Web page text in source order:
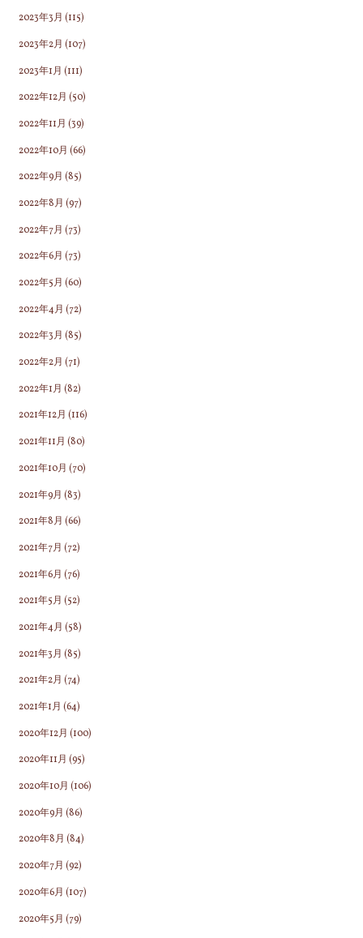
2023年3月 (115)
2023年2月 (107)
2023年1月 (111)
2022年12月 (50)
2022年11月 (39)
2022年10月 (66)
2022年9月 (85)
2022年8月 (97)
2022年7月 (73)
2022年6月 (73)
2022年5月 (60)
2022年4月 (72)
2022年3月 (85)
2022年2月 (71)
2022年1月 (82)
2021年12月 (116)
2021年11月 (80)
2021年10月 (70)
2021年9月 (83)
2021年8月 (66)
2021年7月 (72)
2021年6月 (76)
2021年5月 (52)
2021年4月 (58)
2021年3月 (85)
2021年2月 (74)
2021年1月 (64)
2020年12月 (100)
2020年11月 (95)
2020年10月 (106)
2020年9月 (86)
2020年8月 (84)
2020年7月 (92)
2020年6月 (107)
2020年5月 (79)